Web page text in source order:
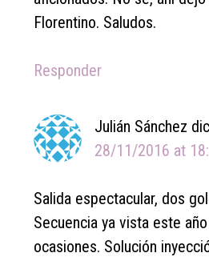
Florentino. Saludos.
Responder
Julián Sánchez
28/11/2016 at
Salida espectacular, dos
Secuencia ya vista este
ocasiones. Solución